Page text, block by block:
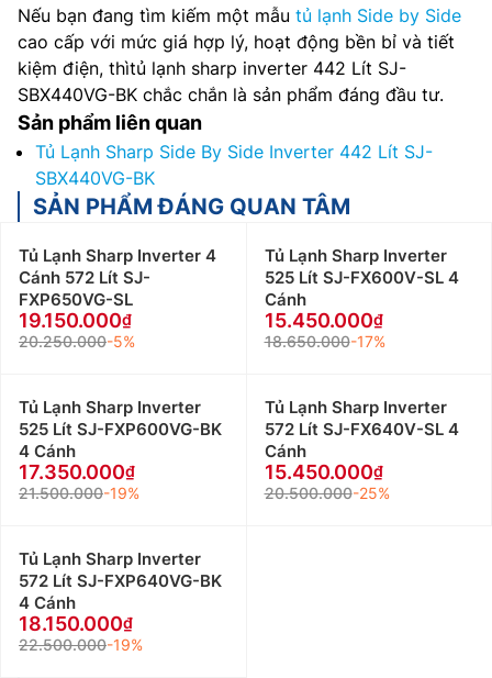
Nếu bạn đang tìm kiếm một mẫu tủ lạnh Side by Side
cao cấp với mức giá hợp lý, hoạt động bền bỉ và tiết
kiệm điện, thìtủ lạnh sharp inverter 442 Lít SJ-
SBX440VG-BK chắc chắn là sản phẩm đáng đầu tư.
Sản phẩm liên quan
Tủ Lạnh Sharp Side By Side Inverter 442 Lít SJ-
SBX440VG-BK
SẢN PHẨM ĐÁNG QUAN TÂM
Tủ Lạnh Sharp Inverter 4
Cánh 572 Lít SJ-
FXP650VG-SL
19.150.000
20.250.000-5%
Tủ Lạnh Sharp Inverter
525 Lít SJ-FX600V-SL 4
Cánh
15.450.000
18.650.000-17%
Tủ Lạnh Sharp Inverter
525 Lít SJ-FXP600VG-BK
4 Cánh
17.350.000
21.500.000-19%
Tủ Lạnh Sharp Inverter
572 Lít SJ-FX640V-SL 4
Cánh
15.450.000
20.500.000-25%
Tủ Lạnh Sharp Inverter
572 Lít SJ-FXP640VG-BK
4 Cánh
18.150.000
22.500.000-19%